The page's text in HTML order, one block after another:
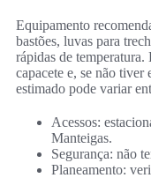
Equipamento
bastões, luvas para
rápidas de
capacete e, se não
estimado pode variar
Acessos:
Manteigas.
Segurança: não
Planeamento: